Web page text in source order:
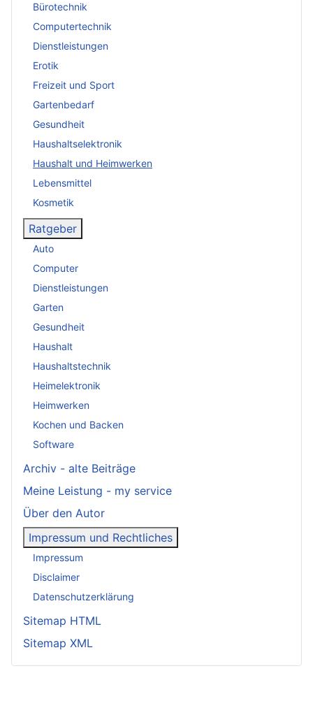
Bürotechnik
Computertechnik
Dienstleistungen
Erotik
Freizeit und Sport
Gartenbedarf
Gesundheit
Haushaltselektronik
Haushalt und Heimwerken
Lebensmittel
Kosmetik
Ratgeber
Auto
Computer
Dienstleistungen
Garten
Gesundheit
Haushalt
Haushaltstechnik
Heimelektronik
Heimwerken
Kochen und Backen
Software
Archiv - alte Beiträge
Meine Leistung - my service
Über den Autor
Impressum und Rechtliches
Impressum
Disclaimer
Datenschutzerklärung
Sitemap HTML
Sitemap XML